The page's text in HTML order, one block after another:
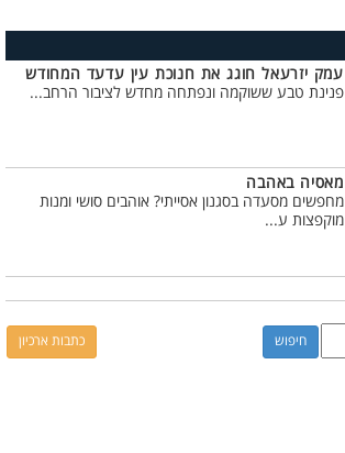
עמק יזרעאל חוגג את חנוכת עין עדעד המחודש
פנינת טבע ששוקמה ונפתחה מחדש לציבור הרחב...
מאסיה באהבה
מחפשים מסעדה בסגנון אסייתי? אוהבים סושי ומנות
מוקפצות ע...
כתבות ארכיון